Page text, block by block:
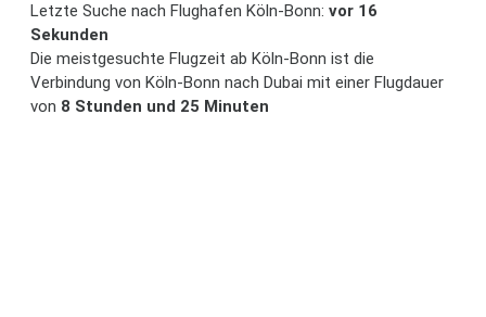
Letzte Suche nach Flughafen Köln-Bonn:vor 16
Sekunden
Die meistgesuchte Flugzeit ab Köln-Bonn ist die
Verbindung von Köln-Bonn nach Dubai mit einer Flugdauer
von 8 Stunden und 25 Minuten